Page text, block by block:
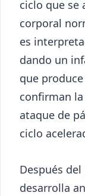
ciclo que se
corporal
es
dando un
que
confirman
ataque de
ciclo
Después
desarrolla